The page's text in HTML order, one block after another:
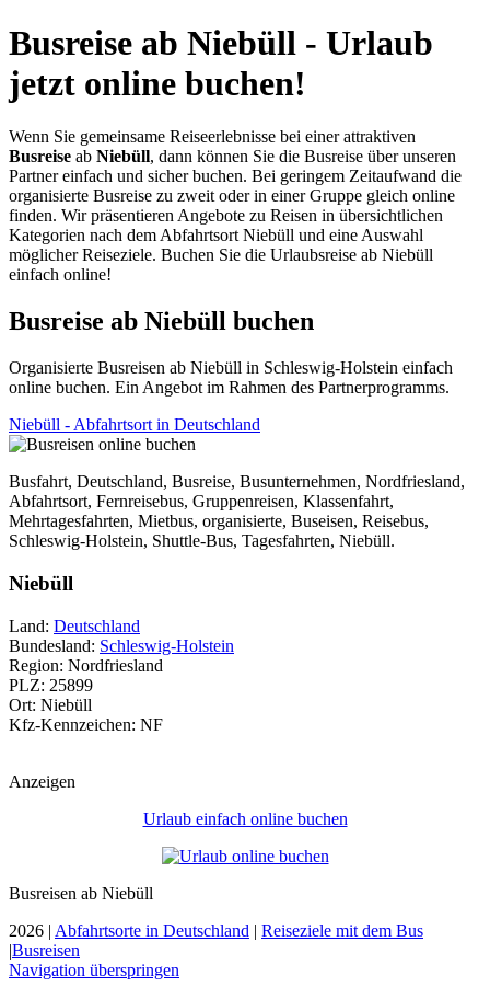
Busreise ab Niebüll - Urlaub
jetzt online buchen!
Wenn Sie gemeinsame Reiseerlebnisse bei einer attraktiven
Busreise ab Niebüll, dann können Sie die Busreise über unseren
Partner einfach und sicher buchen. Bei geringem Zeitaufwand die
organisierte Busreise zu zweit oder in einer Gruppe gleich online
finden. Wir präsentieren Angebote zu Reisen in übersichtlichen
Kategorien nach dem Abfahrtsort Niebüll und eine Auswahl
möglicher Reiseziele. Buchen Sie die Urlaubsreise ab Niebüll
einfach online!
Busreise ab Niebüll buchen
Organisierte Busreisen ab Niebüll in Schleswig-Holstein einfach
online buchen. Ein Angebot im Rahmen des Partnerprogramms.
Niebüll - Abfahrtsort in Deutschland
Busfahrt, Deutschland, Busreise, Busunternehmen, Nordfriesland,
Abfahrtsort, Fernreisebus, Gruppenreisen, Klassenfahrt,
Mehrtagesfahrten, Mietbus, organisierte, Buseisen, Reisebus,
Schleswig-Holstein, Shuttle-Bus, Tagesfahrten, Niebüll.
Niebüll
Land: Deutschland
Bundesland: Schleswig-Holstein
Region: Nordfriesland
PLZ: 25899
Ort: Niebüll
Kfz-Kennzeichen: NF
Anzeigen
Urlaub einfach online buchen
Busreisen ab Niebüll
2026 | Abfahrtsorte in Deutschland | Reiseziele mit dem Bus
|Busreisen
Navigation überspringen